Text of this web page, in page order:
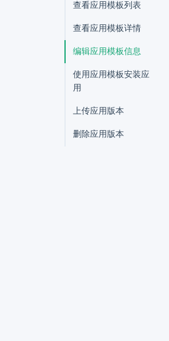
查看应用模板列表
查看应用模板详情
编辑应用模板信息
使用应用模板安装应
用
上传应用版本
删除应用版本